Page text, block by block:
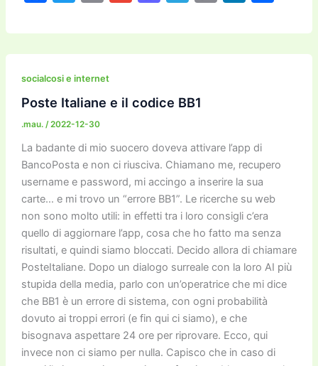
c
e
b
o
o
k
itt
er
ai
l
ai
l
st
o
o
e
gr
m
p
y
k
e
n
di
socialcosi e internet
Poste Italiane e il codice BB1
.mau. /2022-12-30
La badante di mio suocero doveva attivare l’app di
BancoPosta e non ci riusciva. Chiamano me, recupero
username e password, mi accingo a inserire la sua
carte… e mi trovo un “errore BB1”. Le ricerche su web
non sono molto utili: in effetti tra i loro consigli c’era
quello di aggiornare l’app, cosa che ho fatto ma senza
risultati, e quindi siamo bloccati. Decido allora di chiamare
PosteItaliane. Dopo un dialogo surreale con la loro AI più
stupida della media, parlo con un’operatrice che mi dice
che BB1 è un errore di sistema, con ogni probabilità
dovuto ai troppi errori (e fin qui ci siamo), e che
bisognava aspettare 24 ore per riprovare. Ecco, qui
invece non ci siamo per nulla. Capisco che in caso di